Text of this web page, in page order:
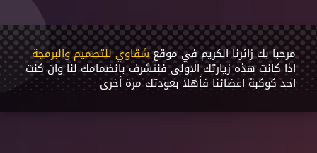
مرحبا بك زائرنا الكريم في موقعشقاوي للتصميم والبرمجة
اذا كانت هذه زيارتك اﻻولى فنتشرف بانضمامك لنا وان كنت
احد كوكبة اعضائنا فأهلا بعودتك مرة أخرى